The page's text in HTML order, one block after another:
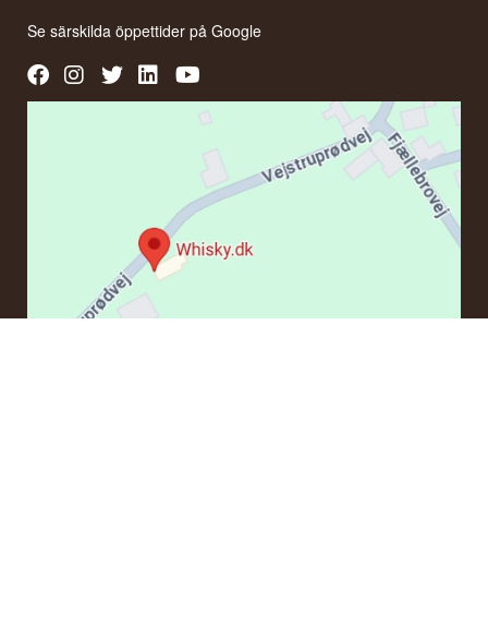
Se särskilda öppettider påGoogle